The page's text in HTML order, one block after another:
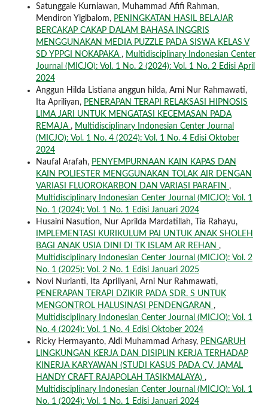
Satunggale Kurniawan, Muhammad Afifi Rahman,
Mendiron Yigibalom, PENINGKATAN HASIL BELAJAR
BERCAKAP CAKAP DALAM BAHASA INGGRIS
MENGGUNAKAN MEDIA PUZZLE PADA SISWA KELAS V
SD YPPGI NOKAPAKA , Multidisciplinary Indonesian Center
Journal (MICJO): Vol. 1 No. 2 (2024): Vol. 1 No. 2 Edisi April
2024
Anggun Hilda Listiana anggun hilda, Arni Nur Rahmawati,
Ita Apriliyan, PENERAPAN TERAPI RELAKSASI HIPNOSIS
LIMA JARI UNTUK MENGATASI KECEMASAN PADA
REMAJA , Multidisciplinary Indonesian Center Journal
(MICJO): Vol. 1 No. 4 (2024): Vol. 1 No. 4 Edisi Oktober
2024
Naufal Arafah, PENYEMPURNAAN KAIN KAPAS DAN
KAIN POLIESTER MENGGUNAKAN TOLAK AIR DENGAN
VARIASI FLUOROKARBON DAN VARIASI PARAFIN ,
Multidisciplinary Indonesian Center Journal (MICJO): Vol. 1
No. 1 (2024): Vol. 1 No. 1 Edisi Januari 2024
Husaini Nasution, Nur Aprilda Mardatillah, Tia Rahayu,
IMPLEMENTASI KURIKULUM PAI UNTUK ANAK SHOLEH
BAGI ANAK USIA DINI DI TK ISLAM AR REHAN ,
Multidisciplinary Indonesian Center Journal (MICJO): Vol. 2
No. 1 (2025): Vol. 2 No. 1 Edisi Januari 2025
Novi Nurianti, Ita Apriliyani, Arni Nur Rahmawati,
PENERAPAN TERAPI DZIKIR PADA SDR. S UNTUK
MENGONTROL HALUSINASI PENDENGARAN ,
Multidisciplinary Indonesian Center Journal (MICJO): Vol. 1
No. 4 (2024): Vol. 1 No. 4 Edisi Oktober 2024
Ricky Hermayanto, Aldi Muhammad Arhasy, PENGARUH
LINGKUNGAN KERJA DAN DISIPLIN KERJA TERHADAP
KINERJA KARYAWAN (STUDI KASUS PADA CV. JAMAL
HANDY CRAFT RAJAPOLAH TASIKMALAYA) ,
Multidisciplinary Indonesian Center Journal (MICJO): Vol. 1
No. 1 (2024): Vol. 1 No. 1 Edisi Januari 2024